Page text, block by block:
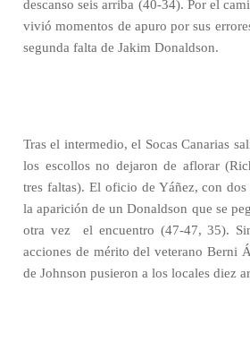
descanso seis arriba (40-34). Por el
vivió momentos de apuro por sus
segunda falta de Jakim Donaldson.
Tras el intermedio, el Socas Canarias
los escollos no dejaron de aflorar
tres faltas). El oficio de Yáñez, con
la aparición de un Donaldson que se
otra vez
el encuentro (47-47, 35).
acciones de mérito del veterano Berni
de Johnson pusieron a los locales diez